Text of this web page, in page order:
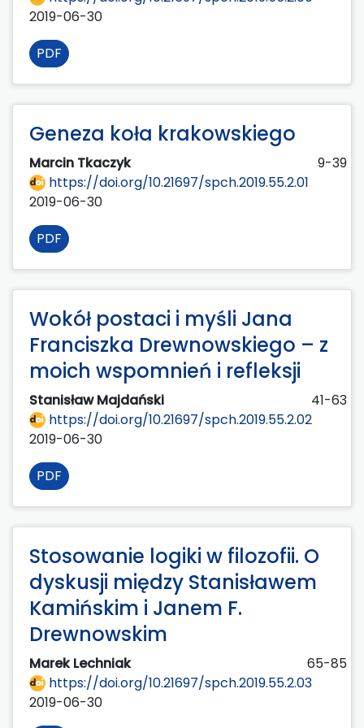
2019-06-30
PDF
Geneza koła krakowskiego
Marcin Tkaczyk
9-39
https://doi.org/10.21697/spch.2019.55.2.01
2019-06-30
PDF
Wokół postaci i myśli Jana
Franciszka Drewnowskiego – z
moich wspomnień i refleksji
Stanisław Majdański
41-63
https://doi.org/10.21697/spch.2019.55.2.02
2019-06-30
PDF
Stosowanie logiki w filozofii. O
dyskusji między Stanisławem
Kamińskim i Janem F.
Drewnowskim
Marek Lechniak
65-85
https://doi.org/10.21697/spch.2019.55.2.03
2019-06-30